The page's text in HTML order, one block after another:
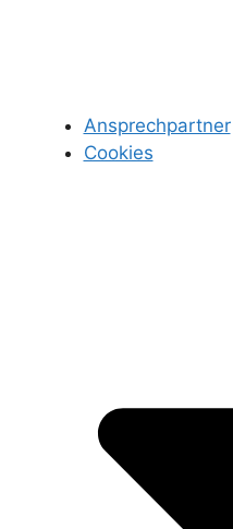
Ansprechpartner
Cookies